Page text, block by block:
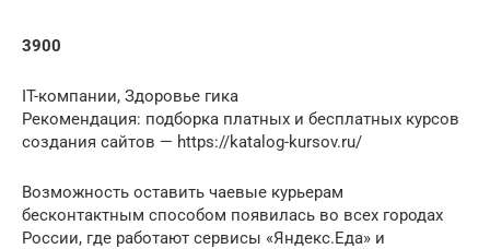
3900
IT-компании, Здоровье гика
Рекомендация: подборка платных и бесплатных курсов
создания сайтов — https://katalog-kursov.ru/
Возможность оставить чаевые курьерам
бесконтактным способом появилась во всех городах
России, где работают сервисы «Яндекс.Еда» и